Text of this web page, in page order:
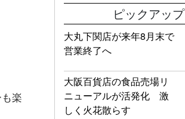
楽
ピックアップ
大丸下関店が来年8月末で
営業終了へ
大阪百貨店の食品売場リ
ニューアルが活発化 激
しく火花散らす